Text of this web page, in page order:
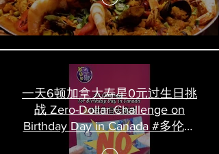
一天6顿加拿大寿星0元过生日挑
战 Zero-Dollar Challenge on
Birthday Day in Canada #多伦多
吃喝玩乐 #多伦多美食